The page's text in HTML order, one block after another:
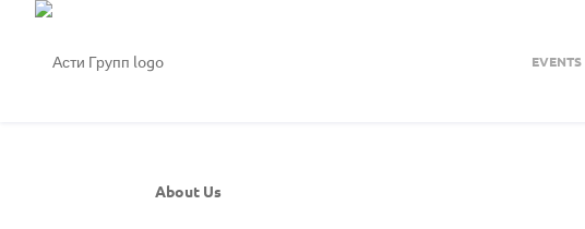
EVENTS
About Us